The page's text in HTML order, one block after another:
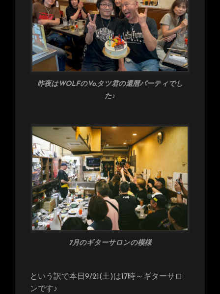
昨夜はWOLFのVo.タツ君の還暦パーティでし
た♪
7月のギターサロンの模様
という訳で本日9/21(土)は17時～ギターサロ
ンです♪